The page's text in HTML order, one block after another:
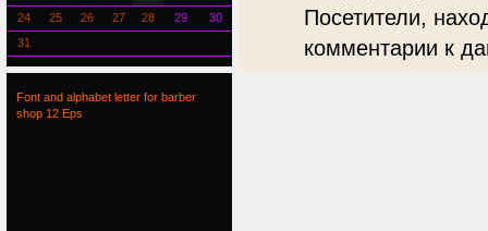
Посетители,
комментарии к
24
25 26 27 28 29
30
31
Font and alphabet letter for barber
shop 12 Eps